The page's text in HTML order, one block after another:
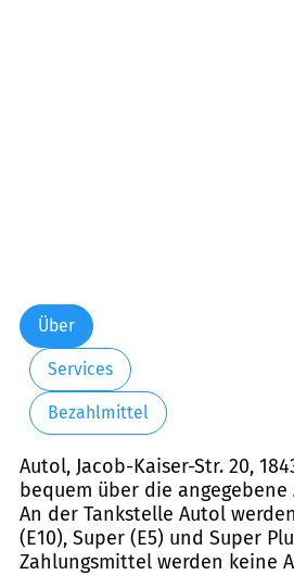
Über
Services
Bezahlmittel
Autol, Jacob-Kaiser-Str. 20,
bequem über die angegebene
An der Tankstelle Autol
(E10), Super (E5) und Super
Zahlungsmittel werden keine